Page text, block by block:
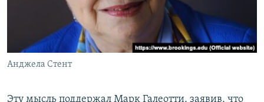
Анджела Стент
Эту мысль поддержал Марк Галеотти, заявив, что